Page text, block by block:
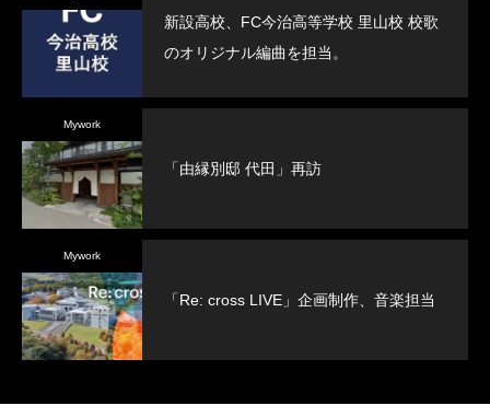
新設高校、FC今治高等学校 里山校 校歌
のオリジナル編曲を担当。
Mywork
「由縁別邸 代田」再訪
Mywork
「Re: cross LIVE」企画制作、音楽担当